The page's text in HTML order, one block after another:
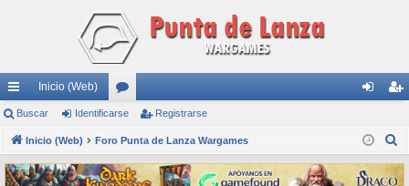
nl
ac
es
Inicio (Web)
or
os nti
fic
ist
ra
Buscar Identificarse Registrarse
Inicio (Web) Foro Punta de Lanza Wargames
s